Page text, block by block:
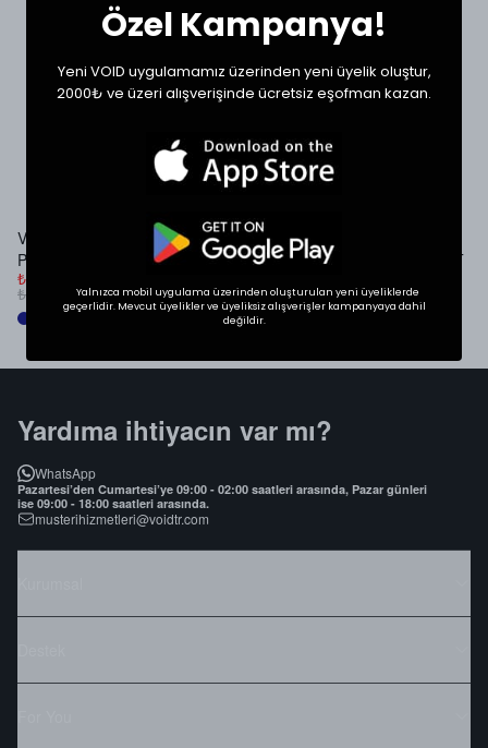
Ürün Tanıtımı
SHOP THE LOOK
İlgini Çekebilir
VOID Studios Nakış Detaylı
Premium Denim Jort
₺ 999.00
₺ 1,299.00
VOID SUMMER LOGO
PREMIUM OVERSIZE T-SHIRT
₺ 899.00
Yardıma ihtiyacın var mı?
WhatsApp
Pazartesi’den Cumartesi’ye 09:00 - 02:00 saatleri arasında, Pazar günleri
ise 09:00 - 18:00 saatleri arasında.
musterihizmetleri@voidtr.com
Özel Kampanya!
Yeni VOID uygulamamız üzerinden yeni üyelik oluştur,
2000₺ ve üzeri alışverişinde ücretsiz eşofman kazan.
Yalnızca mobil uygulama üzerinden oluşturulan yeni üyeliklerde
geçerlidir. Mevcut üyelikler ve üyeliksiz alışverişler kampanyaya dahil
değildir.